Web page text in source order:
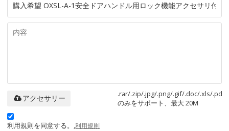
.rar/.zip/.jpg/.png/.gif/.doc/.xls/.pdf
のみをサポート、最大 20M
アクセサリー
利用規則を同意する。,利用規則